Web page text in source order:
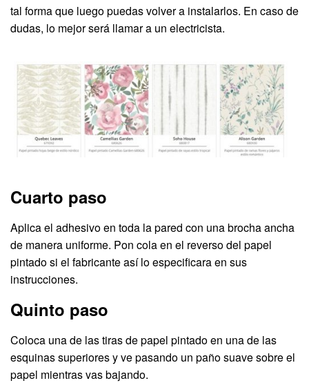
tal forma que luego puedas volver a instalarlos. En caso de
dudas, lo mejor será llamar a un electricista.
Cuarto paso
Aplica el adhesivo en toda la pared con una brocha ancha
de manera uniforme. Pon cola en el reverso del papel
pintado si el fabricante así lo especificara en sus
instrucciones.
Quinto paso
Coloca una de las tiras de papel pintado en una de las
esquinas superiores y ve pasando un paño suave sobre el
papel mientras vas bajando.